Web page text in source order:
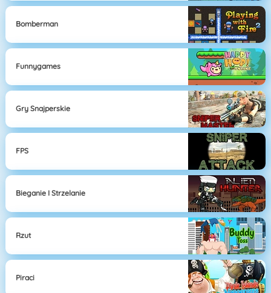
Bomberman
Funnygames
Gry Snajperskie
FPS
Bieganie I Strzelanie
Rzut
Piraci